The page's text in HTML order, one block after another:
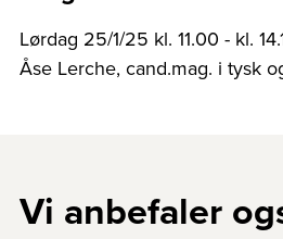
Lørdag 25/1/25 kl. 11.00 - kl.
Åse Lerche, cand.mag. i tysk
Vi anbefaler